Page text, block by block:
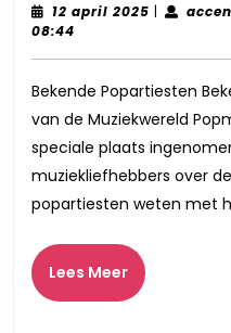
12 april 2025 12|
08:44
Bekende Popartiesten
van de Muziekwereld
speciale plaats
muziekliefhebbers over
popartiesten weten met
Lees MeerLees
Meer